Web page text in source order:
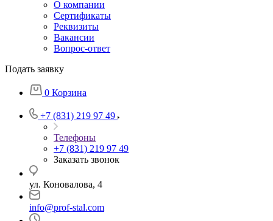
О компании
Сертификаты
Реквизиты
Вакансии
Вопрос-ответ
Подать заявку
0 Корзина
+7 (831) 219 97 49
Телефоны
+7 (831) 219 97 49
Заказать звонок
ул. Коновалова, 4
info@prof-stal.com